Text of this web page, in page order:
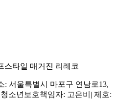
스타일 매거진 리레코
: 서울특별시 마포구 연남로13,
소년보호책임자: 고은비| 제호: